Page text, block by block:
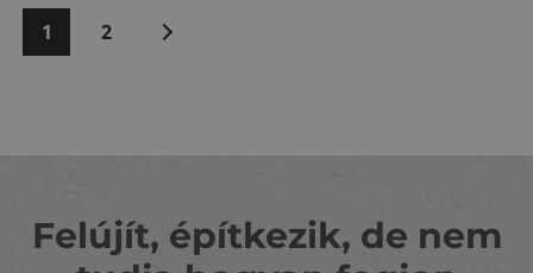
Bejegyzések
lapozása
1 2 Következő
Felújít, építkezik, de nem